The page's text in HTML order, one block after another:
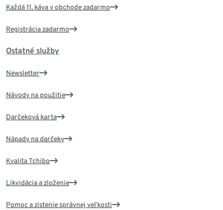
Každá 11. káva v obchode zadarmo
Registrácia zadarmo
Ostatné služby
Newsletter
Návody na použitie
Darčeková karta
Nápady na darčeky
Kvalita Tchibo
Likvidácia a zloženie
Pomoc a zistenie správnej veľkosti